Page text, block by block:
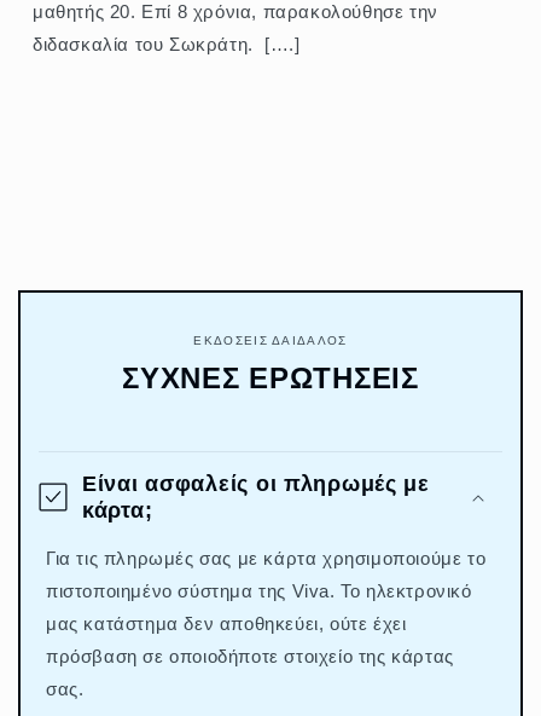
μαθητής 20. Επί 8 χρόνια, παρακολούθησε την
διδασκαλία του Σωκράτη. [….]
ΕΚΔΟΣΕΙΣ ΔΑΙΔΑΛΟΣ
ΣΥΧΝΕΣ ΕΡΩΤΗΣΕΙΣ
Είναι ασφαλείς οι πληρωμές με
κάρτα;
Για τις πληρωμές σας με κάρτα χρησιμοποιούμε το
πιστοποιημένο σύστημα της Viva. Το ηλεκτρονικό
μας κατάστημα δεν αποθηκεύει, ούτε έχει
πρόσβαση σε οποιοδήποτε στοιχείο της κάρτας
σας.